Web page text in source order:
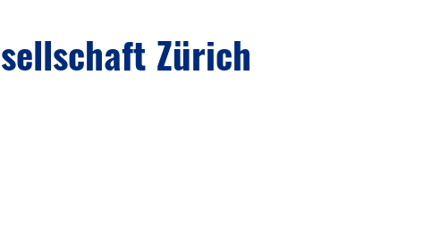
Zürich